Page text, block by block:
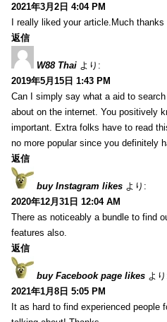
2021年3月2日 4:04 PM
I really liked your article.Much thanks
返信
W88 Thai より:
2019年5月15日 1:43 PM
Can I simply say what a aid to
about on the internet. You positively
important. Extra folks have to read
no more popular since you definitely
返信
buy Instagram likes より:
2020年12月31日 12:04 AM
There as noticeably a bundle to find
features also.
返信
buy Facebook page likes よ
2021年1月8日 5:05 PM
It as hard to find experienced people